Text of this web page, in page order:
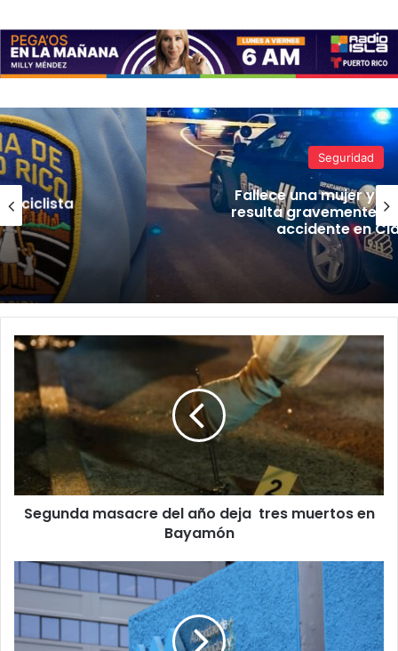
Seguridad
Fallece una mujer y un hombre
resulta gravemente herido tras
accidente en Cidra
Segunda
masacre
año
deja
muertos
Bayamón
Segunda masacre del año deja tres muertos en
Bayamón
desastre”:
Miguel
critica